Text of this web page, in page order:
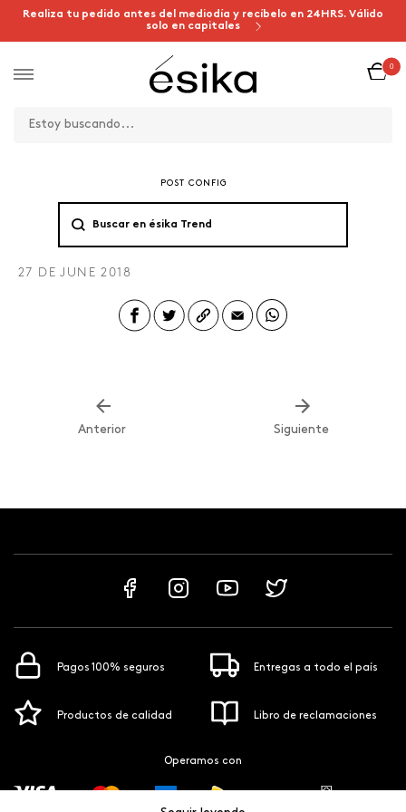
Realiza tu pedido antes del mediodía y recíbelo en 24HRS. Válido
solo en capitales
0
POST CONFIG
27 DE JUNE 2018
Anterior Siguiente
Pagos 100% seguros Entregas a todo el país
Productos de calidad Libro de reclamaciones
Operamos con